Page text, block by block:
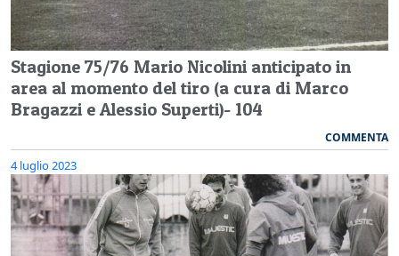
Stagione 75/76 Mario Nicolini anticipato in
area al momento del tiro (a cura di Marco
Bragazzi e Alessio Superti)- 104
COMMENTA
4 luglio 2023